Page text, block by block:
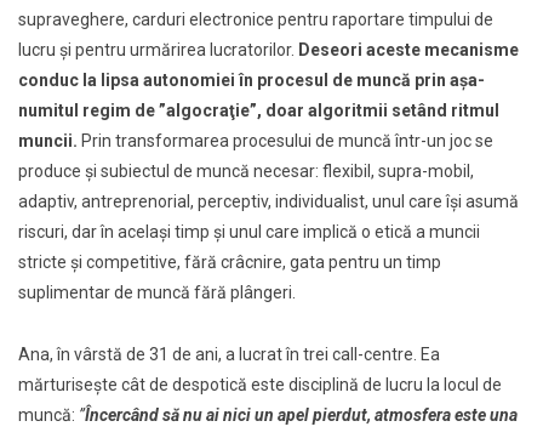
supraveghere, carduri electronice pentru raportare timpului de
lucru şi pentru urmărirea lucratorilor. Deseori aceste mecanisme
conduc la lipsa autonomiei în procesul de muncă prin aşa-
numitul regim de ”algocraţie”, doar algoritmii setând ritmul
muncii. Prin transformarea procesului de muncă într-un joc se
produce şi subiectul de muncă necesar: flexibil, supra-mobil,
adaptiv, antreprenorial, perceptiv, individualist, unul care îşi asumă
riscuri, dar în acelaşi timp şi unul care implică o etică a muncii
stricte şi competitive, fără crâcnire, gata pentru un timp
suplimentar de muncă fără plângeri.
Ana, în vârstă de 31 de ani, a lucrat în trei call-centre. Ea
mărturiseşte cât de despotică este disciplină de lucru la locul de
muncă: ”Încercând să nu ai nici un apel pierdut, atmosfera este una